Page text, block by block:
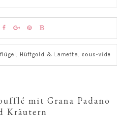
, Hüftgold & Lametta, sous-vide
mit Grana Padano
Kräutern